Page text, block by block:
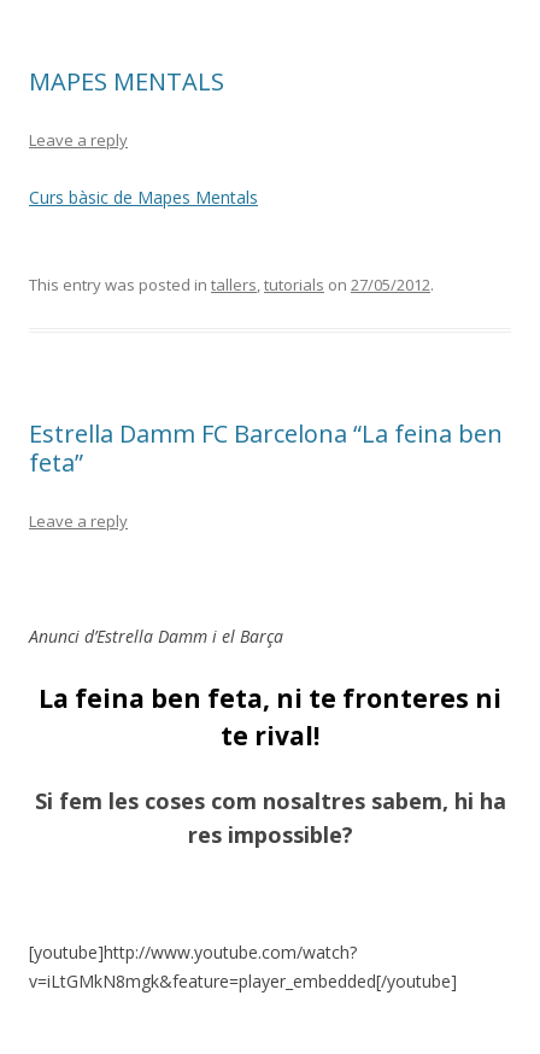
MAPES MENTALS
Leave a reply
Curs bàsic de Mapes Mentals
This entry was posted in tallers,tutorials on 27/05/2012.
Estrella Damm FC Barcelona “La feina ben
feta”
Leave a reply
Anunci d’Estrella Damm i el Barça
La feina ben feta, ni te fronteres ni
te rival!
Si fem les coses com nosaltres sabem, hi ha
res impossible?
[youtube]http://www.youtube.com/watch?
v=iLtGMkN8mgk&feature=player_embedded[/youtube]